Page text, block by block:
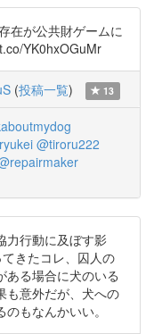
在が公共財ゲームに
YK0hxOGuMr
(投稿一覧) 13
@tiroru222
力行動に及ぼす影
きたコレ、囚人の
ある場合に犬のいる
も意外だが、犬への
もなんかいい。